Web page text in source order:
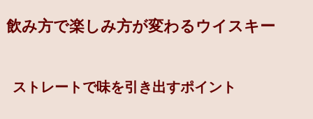
飲み方で楽しみ方が変わるウイスキー
ストレートで味を引き出すポイント